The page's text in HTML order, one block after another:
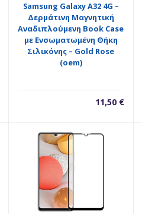
Samsung Galaxy A32 4G –
Δερμάτινη Μαγνητική
Αναδιπλούμενη Book Case
με Ενσωματωμένη Θήκη
Σιλικόνης – Gold Rose
(oem)
11,50 €